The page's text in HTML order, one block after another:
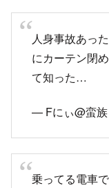
人身事故あっ
にカーテン閉
て知った…
— Fにぃ@蛮
乗ってる電車